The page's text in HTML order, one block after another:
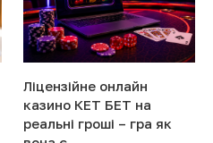
Ліцензійне онлайн
казино КЕТ БЕТ на
реальні гроші – гра як